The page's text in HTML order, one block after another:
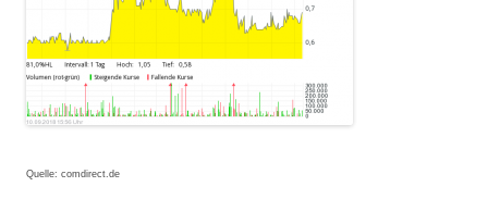
Quelle: comdirect.de